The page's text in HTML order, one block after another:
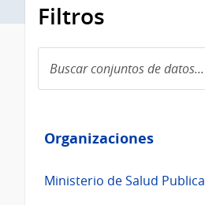
Filtros
conjuntos
de
Organizaciones
Organizaciones
Ministerio de Salud Publica